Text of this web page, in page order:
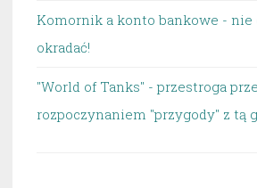
Komornik a konto bankowe - nie
okradać!
"World of Tanks" - przestroga
rozpoczynaniem "przygody" z tą